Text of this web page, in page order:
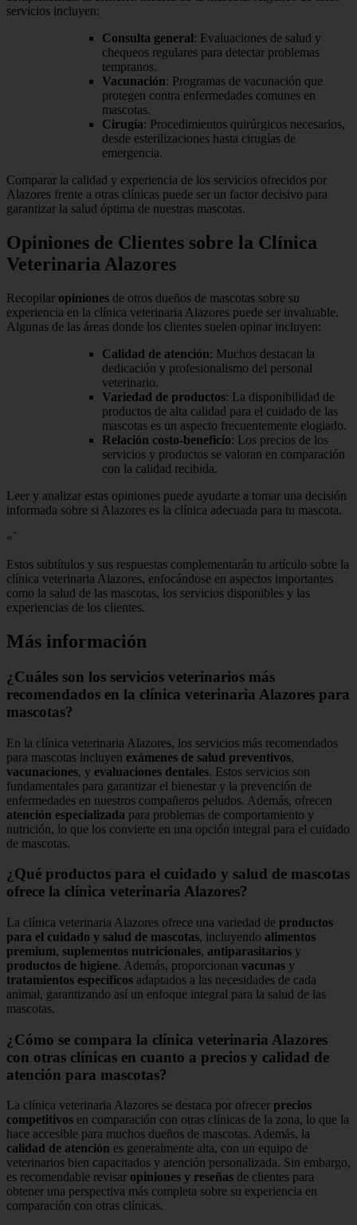
servicios incluyen:
Consulta general: Evaluaciones de salud y
chequeos regulares para detectar problemas
tempranos.
Vacunación: Programas de vacunación que
protegen contra enfermedades comunes en
mascotas.
Cirugía: Procedimientos quirúrgicos necesarios,
desde esterilizaciones hasta cirugías de
emergencia.
Comparar la calidad y experiencia de los servicios ofrecidos por
Alazores frente a otras clínicas puede ser un factor decisivo para
garantizar la salud óptima de nuestras mascotas.
Opiniones de Clientes sobre la Clínica
Veterinaria Alazores
Recopilar opiniones de otros dueños de mascotas sobre su
experiencia en la clínica veterinaria Alazores puede ser invaluable.
Algunas de las áreas donde los clientes suelen opinar incluyen:
Calidad de atención: Muchos destacan la
dedicación y profesionalismo del personal
veterinario.
Variedad de productos: La disponibilidad de
productos de alta calidad para el cuidado de las
mascotas es un aspecto frecuentemente elogiado.
Relación costo-beneficio: Los precios de los
servicios y productos se valoran en comparación
con la calidad recibida.
Leer y analizar estas opiniones puede ayudarte a tomar una decisión
informada sobre si Alazores es la clínica adecuada para tu mascota.
«`
Estos subtítulos y sus respuestas complementarán tu artículo sobre la
clínica veterinaria Alazores, enfocándose en aspectos importantes
como la salud de las mascotas, los servicios disponibles y las
experiencias de los clientes.
Más información
¿Cuáles son los servicios veterinarios más
recomendados en la clínica veterinaria Alazores para
mascotas?
En la clínica veterinaria Alazores, los servicios más recomendados
para mascotas incluyen exámenes de salud preventivos,
vacunaciones, y evaluaciones dentales. Estos servicios son
fundamentales para garantizar el bienestar y la prevención de
enfermedades en nuestros compañeros peludos. Además, ofrecen
atención especializada para problemas de comportamiento y
nutrición, lo que los convierte en una opción integral para el cuidado
de mascotas.
¿Qué productos para el cuidado y salud de mascotas
ofrece la clínica veterinaria Alazores?
La clínica veterinaria Alazores ofrece una variedad de productos
para el cuidado y salud de mascotas, incluyendo alimentos
premium, suplementos nutricionales, antiparasitarios y
productos de higiene. Además, proporcionan vacunas y
tratamientos específicos adaptados a las necesidades de cada
animal, garantizando así un enfoque integral para la salud de las
mascotas.
¿Cómo se compara la clínica veterinaria Alazores
con otras clínicas en cuanto a precios y calidad de
atención para mascotas?
La clínica veterinaria Alazores se destaca por ofrecer precios
competitivos en comparación con otras clínicas de la zona, lo que la
hace accesible para muchos dueños de mascotas. Además, la
calidad de atención es generalmente alta, con un equipo de
veterinarios bien capacitados y atención personalizada. Sin embargo,
es recomendable revisar opiniones y reseñas de clientes para
obtener una perspectiva más completa sobre su experiencia en
comparación con otras clínicas.